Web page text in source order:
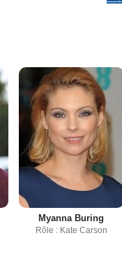
Myanna Buring
Rôle : Kate Carson